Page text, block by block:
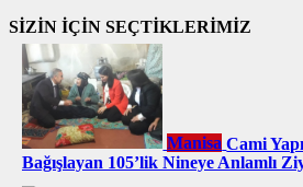
SİZİN İÇİN SEÇTİKLERİMİZ
Manisa Cami
Bağışlayan 105’lik Nineye Anlamlı